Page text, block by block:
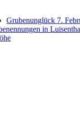
Grubenunglück 7.
in